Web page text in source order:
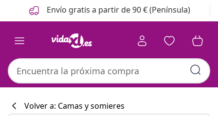
Anterior
Siguiente Envío gratis a partir de 90 € (Península)
Volver a: Camas y somieres